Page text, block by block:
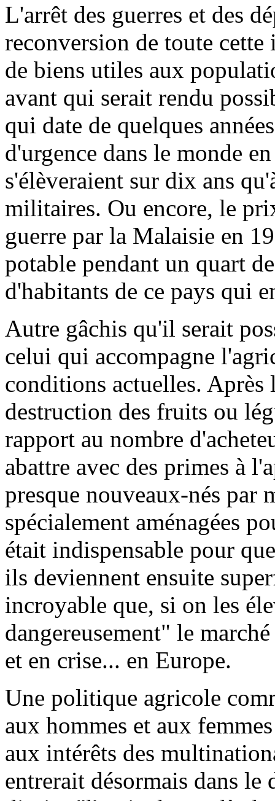
L'arrêt des guerres et des
reconversion de toute
de biens utiles aux
avant qui serait rendu
qui date de quelques
d'urgence dans le monde
s'élèveraient sur dix ans
militaires. Ou encore, le
guerre par la Malaisie en
potable pendant un quart
d'habitants de ce pays qui
Autre gâchis qu'il serait
celui qui accompagne
conditions actuelles. Après
destruction des fruits ou
rapport au nombre
abattre avec des primes à
presque nouveaux-nés par
spécialement aménagées
était indispensable pour
ils deviennent ensuite
incroyable que, si on les
dangereusement" le
et en crise... en Europe.
Une politique agricole
aux hommes et aux
aux intérêts des
entrerait désormais dans